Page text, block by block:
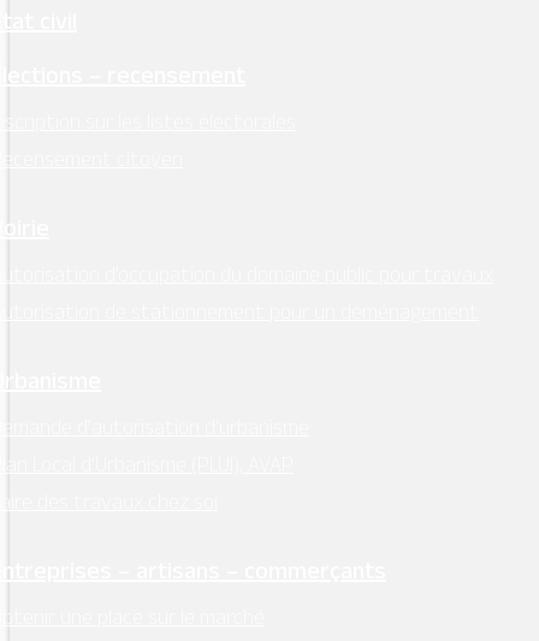
civil
– recensement
sur les listes électorales
citoyen
d’occupation du domaine public pour travaux
de stationnement pour un déménagement
d’autorisation d’urbanisme
Local d’Urbanisme (PLUI), AVAP
des travaux chez soi
– artisans – commerçants
une place sur le marché